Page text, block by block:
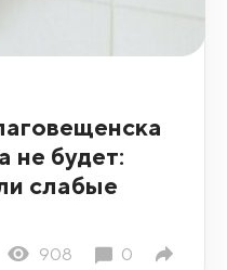
не будет:
слабые
908 0